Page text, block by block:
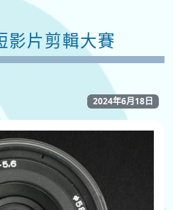
影片剪輯大賽
2024年6月18日